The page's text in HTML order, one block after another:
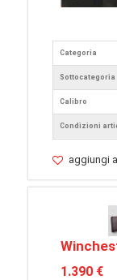
Categoria
Sottocategoria
Calibro
Condizioni
aggiungi
1.390 €